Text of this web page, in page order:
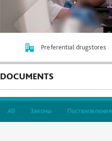
Preferential drugstores
DOCUMENTS
All Законы Постановления